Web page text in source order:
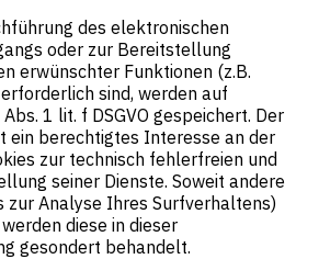
des elektronischen
oder zur Bereitstellung
erwünschter Funktionen (z.B.
sind, werden auf
1 lit. f DSGVO gespeichert. Der
ein berechtigtes Interesse an der
zur technisch fehlerfreien und
seiner Dienste. Soweit andere
zur Analyse Ihres Surfverhaltens)
diese in dieser
gesondert behandelt.